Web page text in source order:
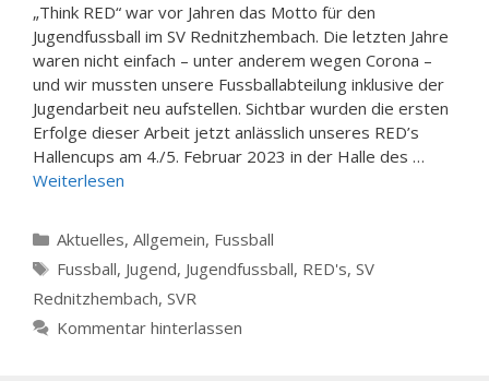
„Think RED“ war vor Jahren das Motto für den
Jugendfussball im SV Rednitzhembach. Die letzten Jahre
waren nicht einfach – unter anderem wegen Corona –
und wir mussten unsere Fussballabteilung inklusive der
Jugendarbeit neu aufstellen. Sichtbar wurden die ersten
Erfolge dieser Arbeit jetzt anlässlich unseres RED’s
Hallencups am 4./5. Februar 2023 in der Halle des …
Weiterlesen
Kategorien
Aktuelles, Allgemein, Fussball
Schlagwörter
Fussball, Jugend, Jugendfussball, RED's, SV
Rednitzhembach, SVR
Kommentar hinterlassen